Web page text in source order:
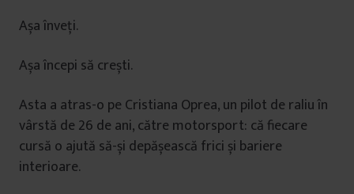
Așa înveți.
Așa începi să crești.
Asta a atras-o pe Cristiana Oprea, un pilot de raliu în
vârstă de 26 de ani, către motorsport: că fiecare
cursă o ajută să-și depășească frici și bariere
interioare.